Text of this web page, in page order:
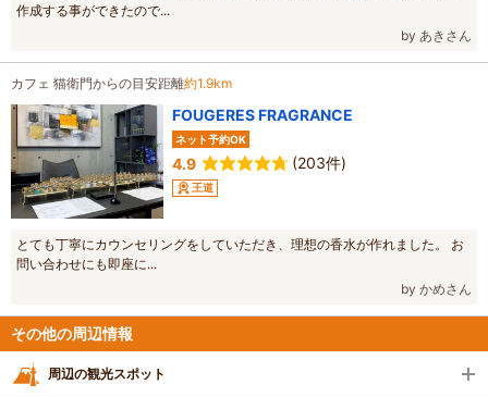
作成する事ができたので...
by あきさん
カフェ 猫衛門からの目安距離約1.9km
FOUGERES FRAGRANCE
ネット予約OK
4.9 (203件)
王道
とても丁寧にカウンセリングをしていただき、理想の香水が作れました。 お
問い合わせにも即座に...
by かめさん
その他の周辺情報
周辺の観光スポット